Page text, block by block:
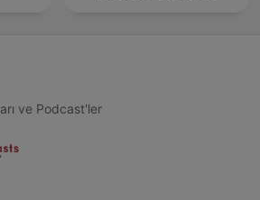
ve Podcast'ler